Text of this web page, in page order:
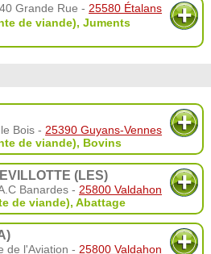
40 Grande Rue - 25580 Étalans
de viande), Juments
Bois - 25390 Guyans-Vennes
de viande), Bovins
(LES)
Banardes - 25800 Valdahon
de viande), Abattage
de l'Aviation - 25800 Valdahon